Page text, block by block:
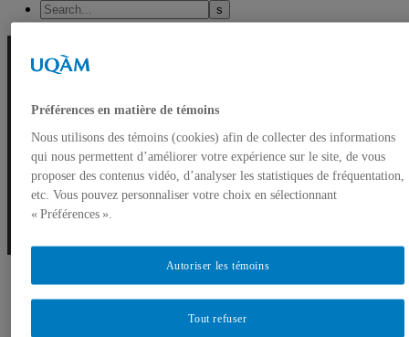
Mathilde Champagne-Hamel
Préférences en matière de témoins
Nous utilisons des témoins (cookies) afin de collecter des informations
qui nous permettent d’améliorer votre expérience sur le site, de vous
proposer des contenus vidéo, d’analyser les statistiques de fréquentation,
etc. Vous pouvez personnaliser votre choix en sélectionnant
« Préférences ».
Tout refuser
Autoriser les témoins